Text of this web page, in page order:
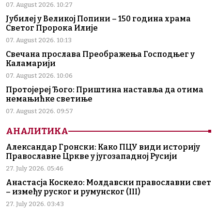
07. August 2026. 10:27
Јубилеј у Великој Попини – 150 година храма
Светог Пророка Илије
07. August 2026. 10:13
Свечана прослава Преображења Господњег у
Каламарији
07. August 2026. 10:06
Протојереј Ђого: Приштина наставља да отима
немањићке светиње
07. August 2026. 09:57
АНАЛИТИКА
Александар Гронски: Како ПЦУ види историју
Православне Цркве у југозападној Русији
27. July 2026. 05:46
Анастасја Коскело: Молдавски православни свет
– између руског и румунског (III)
27. July 2026. 03:43